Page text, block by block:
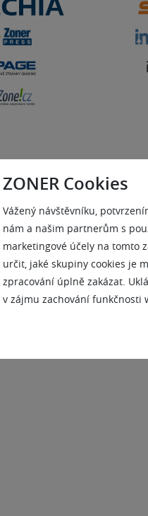
ZONER Cookies
Vážený návštěvníku,
nám a našim partnerům s
marketingové účely na tomto
určit, jaké skupiny cookies je
zpracování úplně zakázat.
v zájmu zachování funkčnosti